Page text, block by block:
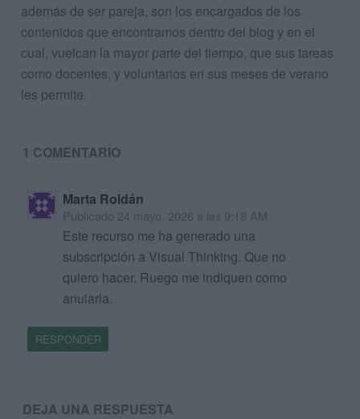
además de ser pareja, son los encargados de los
contenidos que encontramos dentro del blog y en el
cual, vuelcan la mayor parte del tiempo, que sus tareas
como docentes, y voluntarios en sus meses de verano
les permite.
1 COMENTARIO
Marta Roldán
Publicado 24 mayo, 2026 a las 9:18 AM
Este recurso me ha generado una
subscripción a Visual Thinking. Que no
quiero hacer. Ruego me indiquen como
anularla.
RESPONDER
DEJA UNA RESPUESTA